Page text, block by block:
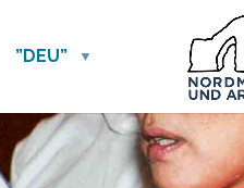
”DEU”